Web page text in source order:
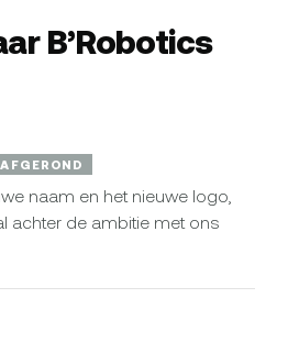
B’Robotics
AFGEROND
naam en het nieuwe logo,
achter de ambitie met ons